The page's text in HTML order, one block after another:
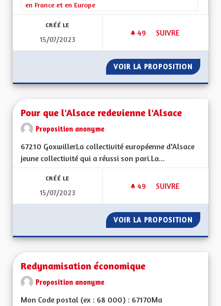
en France et en Europe
CRÉÉ LE
15/07/2023
49 49 ABONNÉS
SUIVRE
VOIR LA PROPOSITION
Pour que l'Alsace redevienne l'Alsace
Proposition anonyme
67210 GoxwillerLa collectivité européenne d'Alsace
jeune collectivité qui a réussi son pari.La...
CRÉÉ LE
15/07/2023
49 49 ABONNÉS
SUIVRE
VOIR LA PROPOSITION POUR
Redynamisation économique
Proposition anonyme
Mon Code postal (ex : 68 000) : 67170Ma